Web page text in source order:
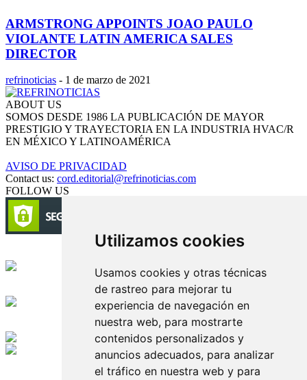
Utilizamos cookies
Usamos cookies y otras técnicas
de rastreo para mejorar tu
experiencia de navegación en
nuestra web, para mostrarte
contenidos personalizados y
anuncios adecuados, para analizar
el tráfico en nuestra web y para
ARMSTRONG APPOINTS JOAO PAULO
VIOLANTE LATIN AMERICA SALES
DIRECTOR
refrinoticias - 1 de marzo de 2021
ABOUT US
SOMOS DESDE 1986 LA PUBLICACIÓN DE MAYOR
PRESTIGIO Y TRAYECTORIA EN LA INDUSTRIA HVAC/R
EN MÉXICO Y LATINOAMÉRICA
AVISO DE PRIVACIDAD
Contact us: cord.editorial@refrinoticias.com
FOLLOW US
Edición digital con tecnología
Playa Revolcadero 222 Col. Reforma Iztaccihuatl Norte C.P. 08810
CIUDAD DE MEXICO